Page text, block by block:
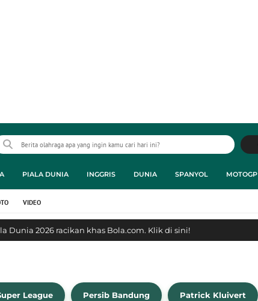
PIALA DUNIA INGGRIS DUNIA SPANYOL MOTOGP
VIDEO
Dunia 2026 racikan khas Bola.com. Klik di sini!
League Persib Bandung Patrick Kluivert